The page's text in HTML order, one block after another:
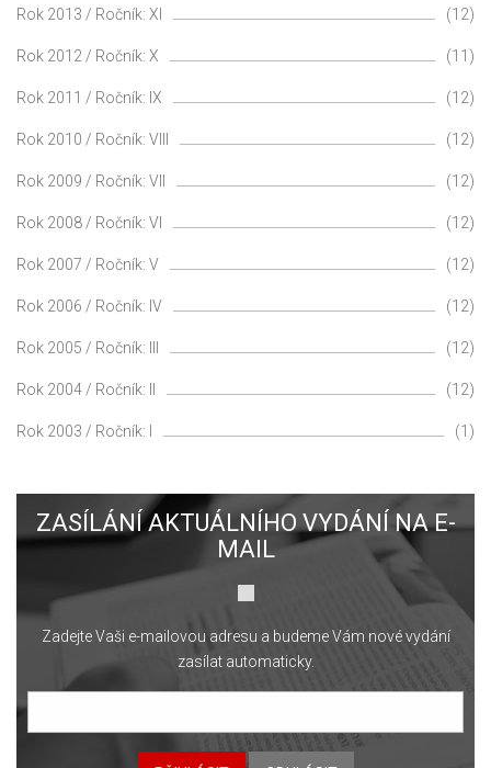
Rok 2013 / Ročník: XI (12)
Rok 2012 / Ročník: X (11)
Rok 2011 / Ročník: IX (12)
Rok 2010 / Ročník: VIII (12)
Rok 2009 / Ročník: VII (12)
Rok 2008 / Ročník: VI (12)
Rok 2007 / Ročník: V (12)
Rok 2006 / Ročník: IV (12)
Rok 2005 / Ročník: III (12)
Rok 2004 / Ročník: II (12)
Rok 2003 / Ročník: I (1)
ZASÍLÁNÍ AKTUÁLNÍHO VYDÁNÍ NA E-
MAIL
Zadejte Vaši e-mailovou adresu a budeme Vám nové vydání
zasílat automaticky.